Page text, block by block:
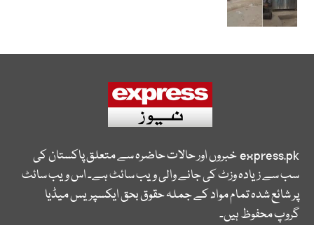
express.pkخبروں اور حالات حاضرہ سے متعلق پاکستان کی
سب سے زیادہ وزٹ کی جانے والی ویب سائٹ ہے۔ اس ویب سائٹ
پر شائع شدہ تمام مواد کے جملہ حقوق بحق ایکسپریس میڈیا
گروپ محفوظ ہیں۔